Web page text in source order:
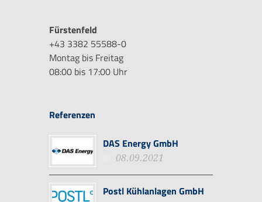
Fürstenfeld
+43 3382 55588-0
Montag bis Freitag
08:00 bis 17:00 Uhr
Referenzen
DAS Energy GmbH
08.09.2021
Postl Kühlanlagen GmbH